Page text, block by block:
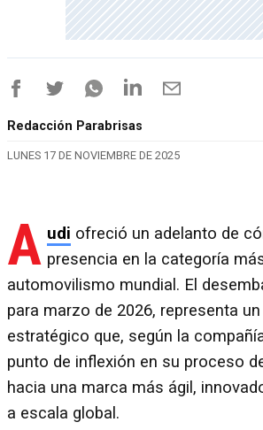
Redacción Parabrisas
LUNES 17 DE NOVIEMBRE DE 2025
A udi ofreció un adelanto de
presencia en la categoría
automovilismo mundial. El
para marzo de 2026, representa
estratégico que, según la
punto de inflexión en su proceso
hacia una marca más ágil,
a escala global.